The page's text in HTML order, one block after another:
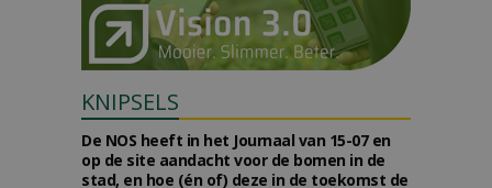
KNIPSELS
De NOS heeft in het Journaal van 15-07 en
op de site aandacht voor de bomen in de
stad, en hoe (én of) deze in de toekomst de